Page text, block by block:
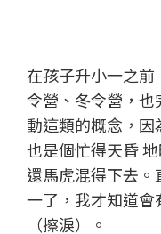
在孩子升小一之
令營、冬令營，
動這類的概念，
也是個忙得天昏
還馬虎混得下去
一了，我才知道
（擦淚）。